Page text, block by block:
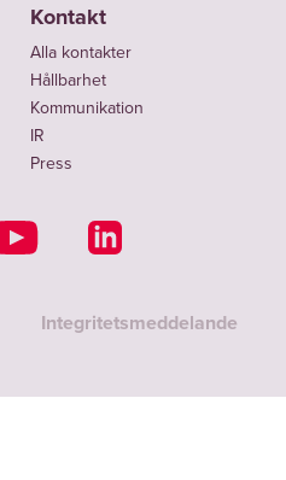
Kontakt
Alla kontakter
Hållbarhet
Kommunikation
IR
Press
Integritetsmeddelande